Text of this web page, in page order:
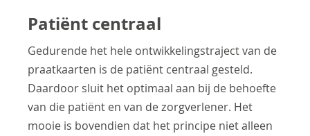
Patiënt centraal
Gedurende het hele ontwikkelingstraject van de
praatkaarten is de patiënt centraal gesteld.
Daardoor sluit het optimaal aan bij de behoefte
van die patiënt en van de zorgverlener. Het
mooie is bovendien dat het principe niet alleen